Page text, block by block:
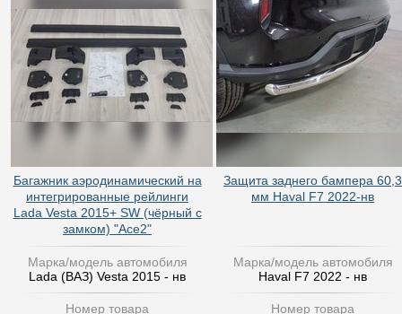
Багажник аэродинамический на
интегрированные рейлинги
Lada Vesta 2015+ SW (чёрный с
замком) "Ace2"
Марка/модель автомобиля
Lada (ВАЗ) Vesta 2015 - нв
Номер товара
Защита заднего бампера 60,3
мм Haval F7 2022-нв
Марка/модель автомобиля
Haval F7 2022 - нв
Номер товара